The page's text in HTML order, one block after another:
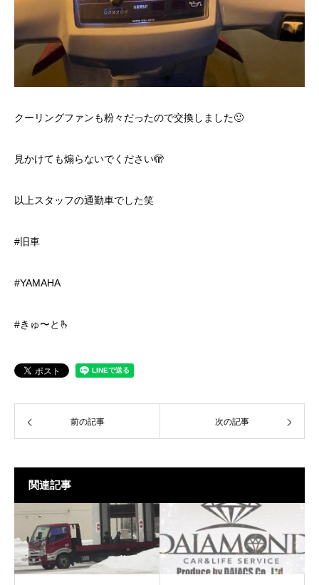
クーリングファンも粉々だったので交換しました🙂
見かけても煽らないでください🫣
以上スタッフの通勤車でした笑
#旧車
#YAMAHA
#きゅ〜と🫰
前の記事 次の記事
関連記事